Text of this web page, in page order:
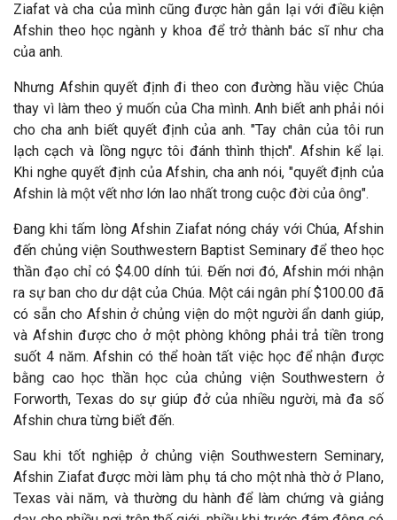
Ziafat và cha của mình cũng được hàn gắn lại với điều kiện
Afshin theo học ngành y khoa để trở thành bác sĩ như cha
của anh.
Nhưng Afshin quyết định đi theo con đường hầu việc Chúa
thay vì làm theo ý muốn của Cha mình. Anh biết anh phải nói
cho cha anh biết quyết định của anh. "Tay chân của tôi run
lạch cạch và lồng ngực tôi đánh thình thịch". Afshin kể lại.
Khi nghe quyết định của Afshin, cha anh nói, "quyết định của
Afshin là một vết nhơ lớn lao nhất trong cuộc đời của ông".
Đang khi tấm lòng Afshin Ziafat nóng cháy với Chúa, Afshin
đến chủng viện Southwestern Baptist Seminary để theo học
thần đạo chỉ có $4.00 dính túi. Đến nơi đó, Afshin mới nhận
ra sự ban cho dư dật của Chúa. Một cái ngân phí $100.00 đã
có sẵn cho Afshin ở chủng viện do một người ẩn danh giúp,
và Afshin được cho ở một phòng không phải trả tiền trong
suốt 4 năm. Afshin có thể hoàn tất việc học để nhận được
bằng cao học thần học của chủng viện Southwestern ở
Forworth, Texas do sự giúp đở của nhiều người, màđa số
Afshin chưa từng biết đến.
Sau khi tốt nghiệp ở chủng viện Southwestern Seminary,
Afshin Ziafat được mời làm phụ tá cho một nhà thờ ở Plano,
Texas vài năm, và thường du hành để làm chứng và giảng